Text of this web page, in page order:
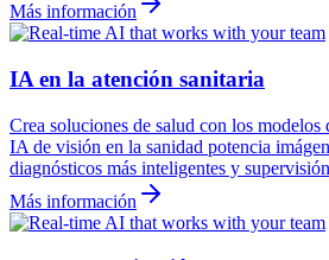
Más información
IA en la atención sanitaria
Crea soluciones de salud con los
IA de visión en la sanidad potencia
diagnósticos más inteligentes y
Más información